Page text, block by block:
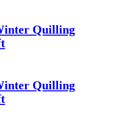
Quilling
Quilling